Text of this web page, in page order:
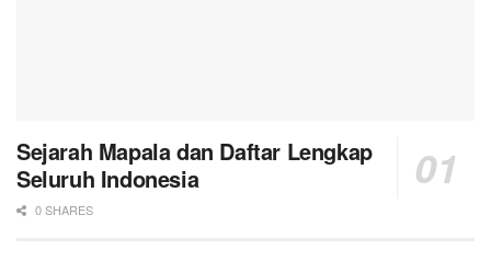
Sejarah Mapala dan Daftar Lengkap
Seluruh Indonesia
0 SHARES